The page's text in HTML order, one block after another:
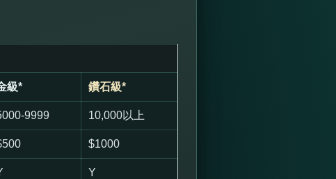
級* 鑽石級*
9999 10,000以上
$1000
Y